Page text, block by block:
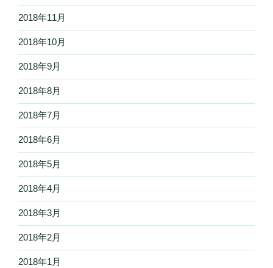
2018年11月
2018年10月
2018年9月
2018年8月
2018年7月
2018年6月
2018年5月
2018年4月
2018年3月
2018年2月
2018年1月